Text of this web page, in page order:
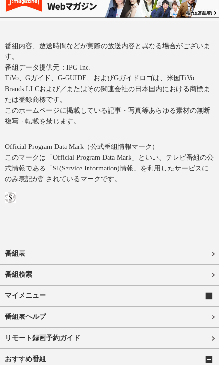
番組内容、放送時間などが実際の放送内容と異なる場合がございま
す。
番組データ提供元：IPG Inc.
TiVo、Gガイド、G-GUIDE、およびGガイドロゴは、米国TiVo
Brands LLCおよび／またはその関連会社の日本国内における商標ま
たは登録商標です。
このホームページに掲載している記事・写真等あらゆる素材の無断
複写・転載を禁じます。
Official Program Data Mark（公式番組情報マーク）
このマークは「Official Program Data Mark」といい、テレビ番組の公
式情報である「SI(Service Information)情報」を利用したサービスに
のみ表記が許されているマークです。
番組表
番組検索
マイメニュー
番組表ヘルプ
リモート録画予約ガイド
おすすめ番組